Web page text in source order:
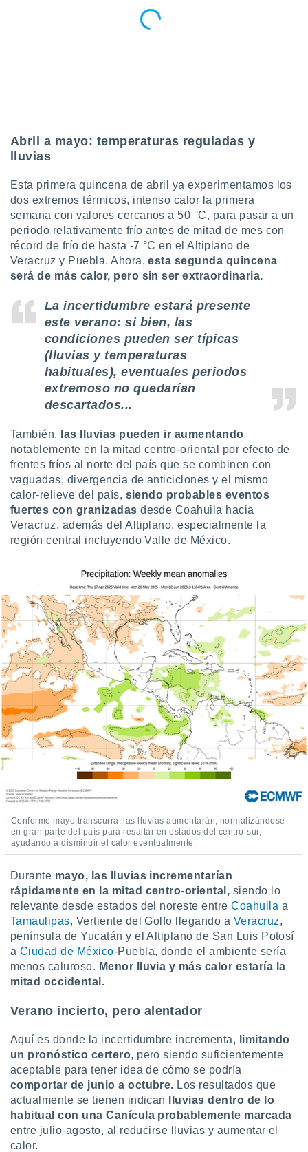
publicidad
1199
Abril a mayo: temperaturas reguladas y
lluvias
Esta primera quincena de abril ya experimentamos los
dos extremos térmicos, intenso calor la primera
semana con valores cercanos a 50 °C, para pasar a un
periodo relativamente frío antes de mitad de mes con
récord de frío de hasta -7 °C en el Altiplano de
Veracruz y Puebla. Ahora,esta segunda quincena
será de más calor, pero sin ser extraordinaria.
La incertidumbre estará presente
este verano: si bien, las
condiciones pueden ser típicas
(lluvias y temperaturas
habituales), eventuales periodos
extremoso no quedarían
descartados...
También,
las lluvias pueden ir aumentando
notablemente en la mitad centro-oriental por efecto de
frentes fríos al norte del país que se combinen con
vaguadas, divergencia de anticiclones y el mismo
calor-relieve del país, siendo probables eventos
fuertes con granizadasdesde Coahuila hacia
Veracruz, además del Altiplano, especialmente la
región central incluyendo Valle de México.
Conforme mayo transcurra, las lluvias aumentarán, normalizándose
en gran parte del país para resaltar en estados del centro-sur,
ayudando a disminuir el calor eventualmente.
Durante mayo, las lluvias incrementarían
rápidamente en la mitad centro-oriental, siendo lo
relevante desde estados del noreste entreCoahuila a
Tamaulipas, Vertiente del Golfo llegando a Veracruz,
península de Yucatán y el Altiplano de San Luis Potosí
a Ciudad de México-Puebla, donde el ambiente sería
menos caluroso. Menor lluvia y más calor estaría la
mitad occidental.
Verano incierto, pero alentador
Aquí es donde la incertidumbre incrementa, limitando
un pronóstico certero, pero siendo suficientemente
aceptable para tener idea de cómo se podría
comportar de junio a octubre. Los resultados que
actualmente se tienen indican
lluvias dentro de lo
habitual con una Canícula probablemente marcada
entre julio-agosto, al reducirse lluvias y aumentar el
calor.